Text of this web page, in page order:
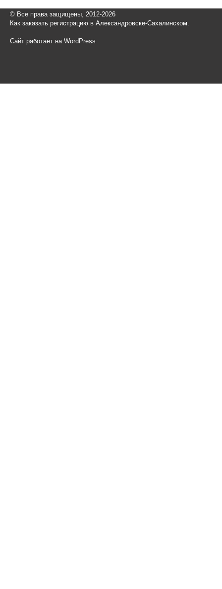
© Все права защищены, 2012-2026
Как заказать регистрацию в Александровске-Сахалинском.
Сайт работает на WordPress